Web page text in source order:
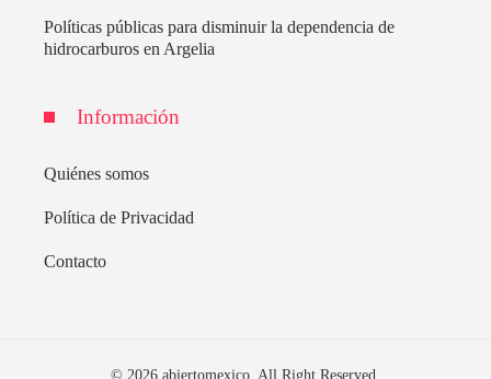
Políticas públicas para disminuir la dependencia de
hidrocarburos en Argelia
Información
Quiénes somos
Política de Privacidad
Contacto
© 2026 abiertomexico. All Right Reserved.